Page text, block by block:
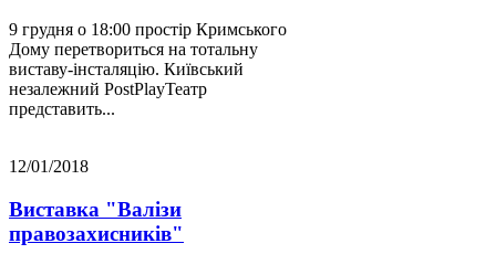
9 грудня о 18:00 простір Кримського
Дому перетвориться на тотальну
виставу-інсталяцію. Київський
незалежний PostPlayТеатр
представить...
12/01/2018
Виставка "Валізи
правозахисників"